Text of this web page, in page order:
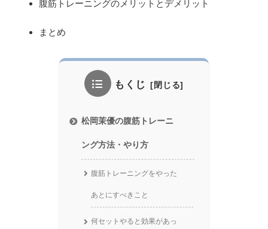
腹筋トレーニングのメリットとデメリット
まとめ
もくじ
松岡茉優の腹筋トレーニ
ング方法・やり方
腹筋トレーニングをやった
あとにすべきこと
何セットやると効果があっ